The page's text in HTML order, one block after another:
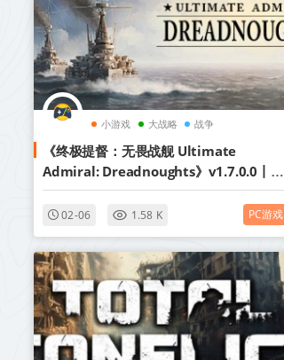
小游戏 大战略 战争
《终极提督：无畏战舰 Ultimate
Admiral: Dreadnoughts》v1.7.0.0丨中
文版网盘下载
02-06 1.58 K PC游戏